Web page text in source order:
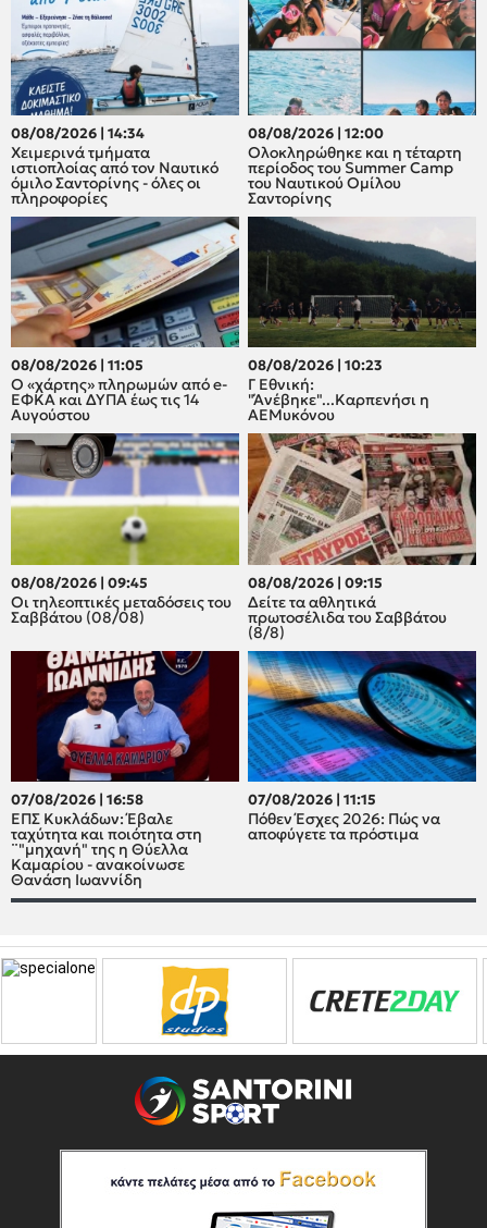
08/08/2026 | 14:34
Χειμερινά τμήματα
ιστιοπλοίας από τον Ναυτικό
όμιλο Σαντορίνης - όλες οι
πληροφορίες
08/08/2026 | 12:00
Oλοκληρώθηκε και η τέταρτη
περίοδος του Summer Camp
του Ναυτικού Ομίλου
Σαντορίνης
08/08/2026 | 11:05
Ο «χάρτης» πληρωμών από e-
ΕΦΚΑ και ΔΥΠΑ έως τις 14
Αυγούστου
08/08/2026 | 10:23
Γ Εθνική:
"Άνέβηκε"...Καρπενήσι η
ΑΕΜυκόνου
08/08/2026 | 09:45
Οι τηλεοπτικές μεταδόσεις του
Σαββάτου (08/08)
08/08/2026 | 09:15
Δείτε τα αθλητικά
πρωτοσέλιδα του Σαββάτου
(8/8)
07/08/2026 | 16:58
ΕΠΣ Κυκλάδων: Έβαλε
ταχύτητα και ποιότητα στη
¨"μηχανή" της η Θύελλα
Καμαρίου - ανακοίνωσε
Θανάση Ιωαννίδη
07/08/2026 | 11:15
Πόθεν Έσχες 2026: Πώς να
αποφύγετε τα πρόστιμα